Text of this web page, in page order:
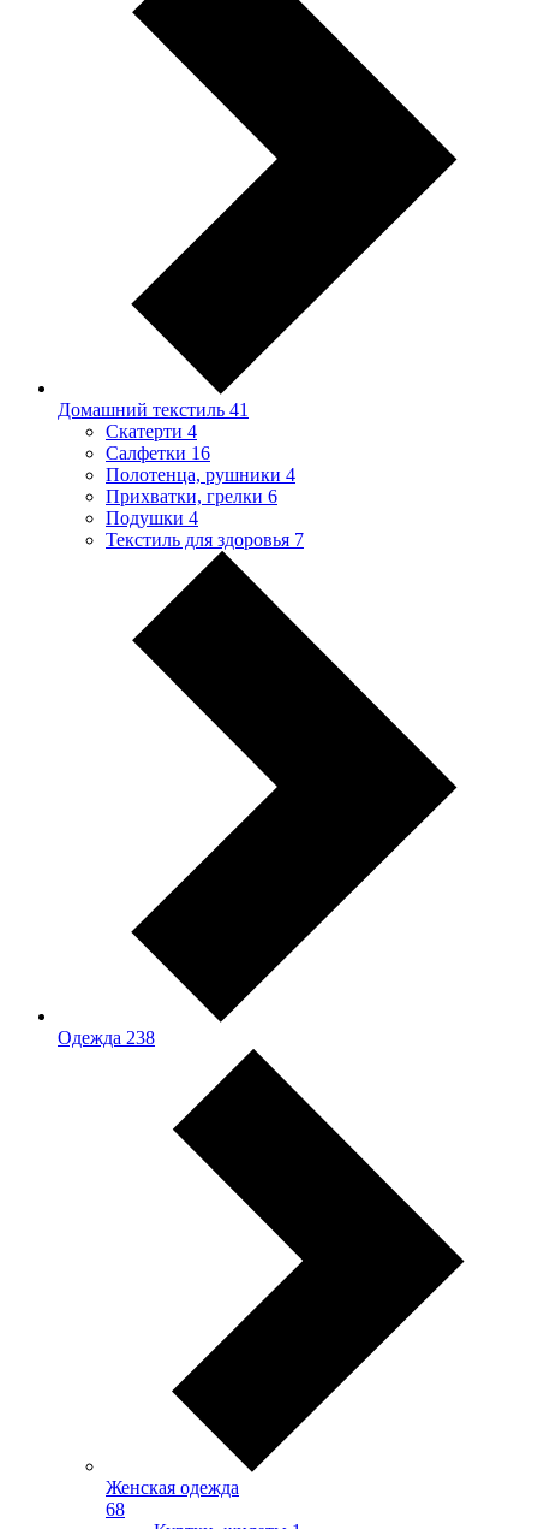
Домашний текстиль 41
Скатерти 4
Салфетки 16
Полотенца, рушники 4
Прихватки, грелки 6
Подушки 4
Текстиль для здоровья 7
Одежда 238
Женская одежда
68